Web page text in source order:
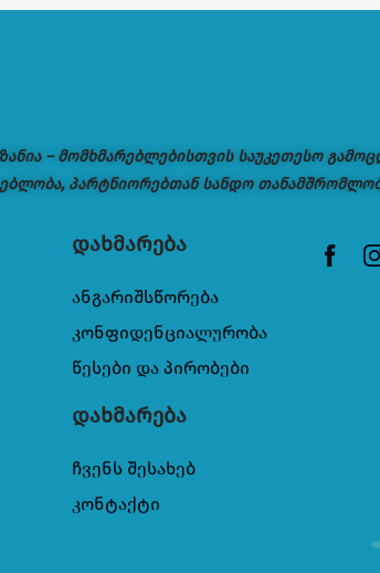
– მომხმარებლებისთვის საუკეთესო
პარტნიორებთან სანდო
დახმარება
ანგარიშსწორება
კონფიდენციალურობა
წესები და პირობები
დახმარება
ჩვენს შესახებ
კონტაქტი